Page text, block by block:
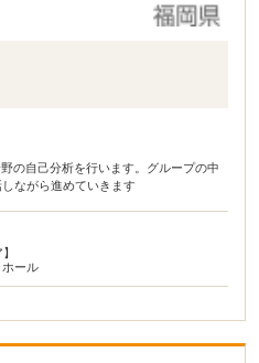
の自己分析を行います。グループの中
ながら進めていきます
ホール